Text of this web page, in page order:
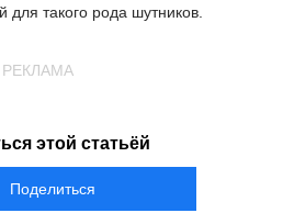
для такого рода шутников.
РЕКЛАМА
этой статьёй
Поделиться